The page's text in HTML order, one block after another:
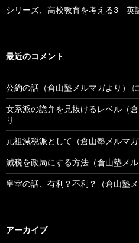
シリーズ、高校教育を考える3 英
最近のコメント
公約の話（倉山塾メルマガより） に
女系派の詭弁を見抜けるレベル（倉
り
元祖減税派として（倉山塾メルマガ
減税を政局にする方法（倉山塾メル
皇室の話、有利？不利？（倉山塾メ
アーカイブ